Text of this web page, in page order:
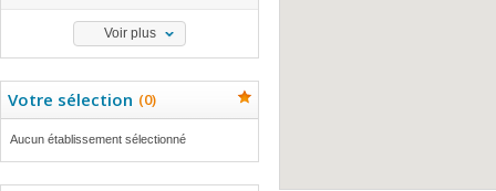
Voir plus
Votre sélection (0)
Aucun établissement sélectionné